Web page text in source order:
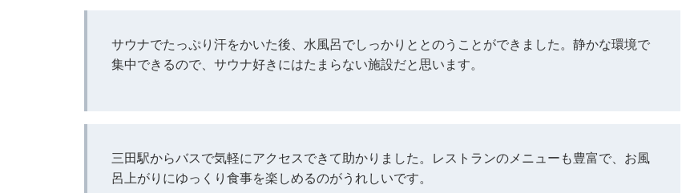
サウナでたっぷり汗をかいた後、水風呂でしっかりととのうことができました。静かな環境で
集中できるので、サウナ好きにはたまらない施設だと思います。
三田駅からバスで気軽にアクセスできて助かりました。レストランのメニューも豊富で、お風
呂上がりにゆっくり食事を楽しめるのがうれしいです。